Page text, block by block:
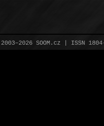
SOOM.cz | ISSN